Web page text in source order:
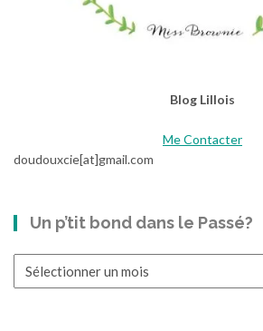
Blog Lillois
Me Contacter
doudouxcie[at]gmail.com
Un p’tit bond dans le Passé?